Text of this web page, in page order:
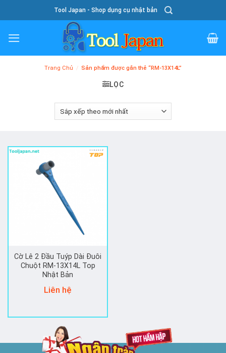
To
Content
Tool Japan - Shop dụng cụ nhật bản
Trang Chủ / Sản phẩm được gắn thẻ “RM-13X14L”
LỌC
Cờ Lê 2 Đầu Tuýp Dài Đuôi
Chuột RM-13X14L Top
Nhật Bản
Liên hệ